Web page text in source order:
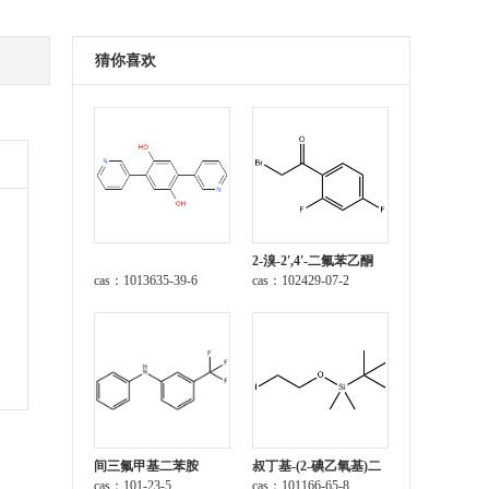
猜你喜欢
cas：1013635-39-6
2-溴-2',4'-二氟苯乙酮
cas：102429-07-2
间三氟甲基二苯胺
cas：101-23-5
叔丁基-(2-碘乙氧基)二
甲基硅烷
cas：101166-65-8